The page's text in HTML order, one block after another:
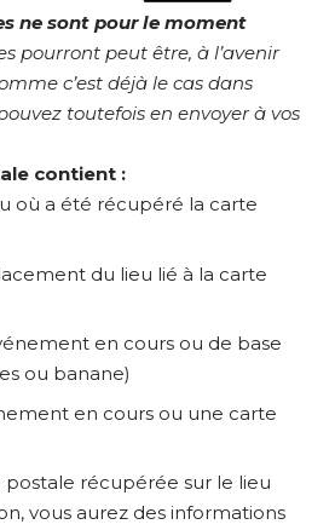
ne sont pour le moment
pourront peut être, à l’avenir
c’est déjà le cas dans
toutefois en envoyer à vos
contient :
où a été récupéré la carte
du lieu lié à la carte
en cours ou de base
ou banane)
en cours ou une carte
postale récupérée sur le lieu
vous aurez des informations